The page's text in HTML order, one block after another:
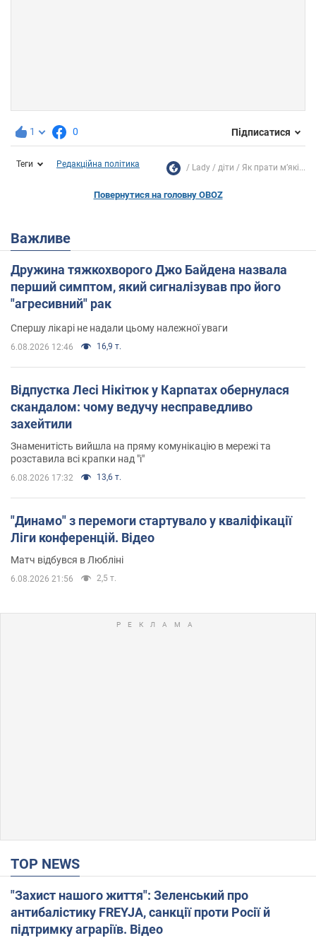
1 0 Підписатися
Теги Редакційна політика Lady діти Як прати м’які...
Повернутися на головну OBOZ
Важливе
Дружина тяжкохворого Джо Байдена назвала
перший симптом, який сигналізував про його
"агресивний" рак
Спершу лікарі не надали цьому належної уваги
6.08.2026 12:46 16,9 т.
Відпустка Лесі Нікітюк у Карпатах обернулася
скандалом: чому ведучу несправедливо
захейтили
Знаменитість вийшла на пряму комунікацію в мережі та
розставила всі крапки над "і"
6.08.2026 17:32 13,6 т.
"Динамо" з перемоги стартувало у кваліфікації
Ліги конференцій. Відео
Матч відбувся в Любліні
6.08.2026 21:56 2,5 т.
TOP NEWS
"Захист нашого життя": Зеленський про
антибалістику FREYJA, санкції проти Росії й
підтримку аграріїв. Відео